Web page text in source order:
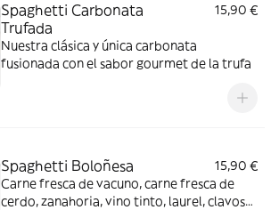
Spaghetti Carbonata
Trufada
15,90 €
Nuestra clásica y única carbonata
fusionada con el sabor gourmet de la trufa
Spaghetti Boloñesa
15,90 €
Carne fresca de vacuno, carne fresca de
cerdo, zanahoria, vino tinto, laurel, clavos